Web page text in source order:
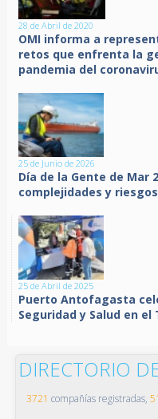
28 de Abril de 2020
OMI informa a
retos que enfrenta la
pandemia del
25 de Junio de 2026
Día de la Gente de Mar
complejidades y
25 de Abril de 2025
Puerto Antofagasta
Seguridad y Salud en el
DIRECTORIO
3721 compañías registradas, 51